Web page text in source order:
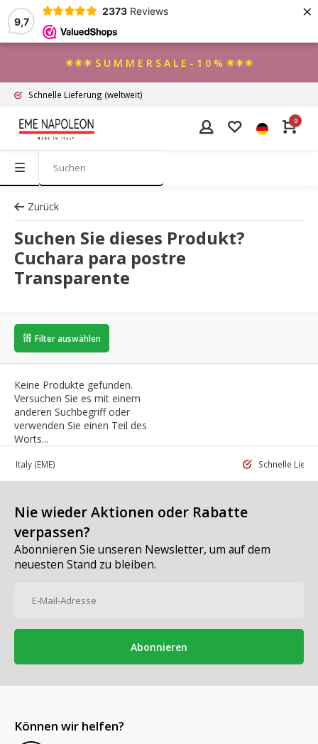
9,7
2373 Reviews ×
☀☀☀ S U M M E R S A L E - 1 0 % ☀☀☀
Schnelle Lieferung (weltweit)
0
Zurück
Suchen Sie dieses Produkt?
Cuchara para postre
Transparente
Filter auswählen
Keine Produkte gefunden.
Versuchen Sie es mit einem
anderen Suchbegriff oder
verwenden Sie einen Teil des
Worts...
in Italy (EME) Schnelle
Nie wieder Aktionen oder Rabatte
verpassen?
Abonnieren Sie unseren Newsletter, um auf dem
neuesten Stand zu bleiben.
Abonnieren
Können wir helfen?